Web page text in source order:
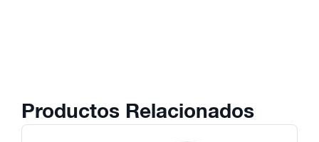
Productos Relacionados